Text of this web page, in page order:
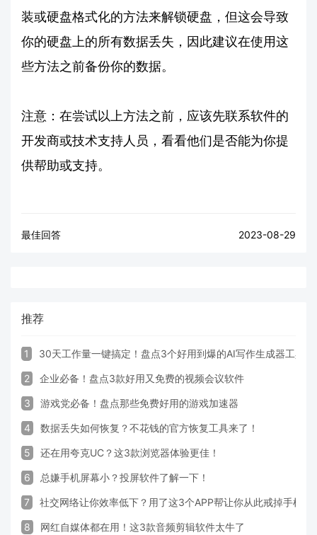
装或硬盘格式化的方法来解锁硬盘，但这会导致
你的硬盘上的所有数据丢失，因此建议在使用这
些方法之前备份你的数据。
注意：在尝试以上方法之前，应该先联系软件的
开发商或技术支持人员，看看他们是否能为你提
供帮助或支持。
最佳回答 2023-08-29
推荐
1 30天工作量一键搞定！盘点3个好用到爆的AI写作生成器工具
2 企业必备！盘点3款好用又免费的视频会议软件
3 游戏党必备！盘点那些免费好用的游戏加速器
4 数据丢失如何恢复？不花钱的官方恢复工具来了！
5 还在用夸克UC？这3款浏览器体验更佳！
6 总嫌手机屏幕小？投屏软件了解一下！
7 社交网络让你效率低下？用了这3个APP帮让你从此戒掉手机！
8 网红自媒体都在用！这3款音频剪辑软件太牛了